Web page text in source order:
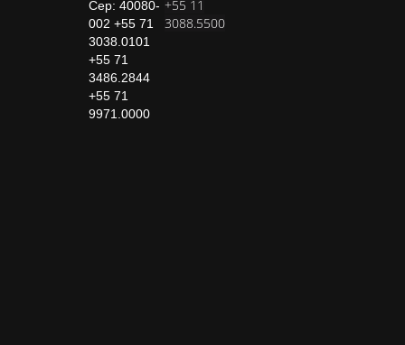
Cep: 40080-
002 +55 71
3038.0101
+55 71
3486.2844
+55 71
9971.0000
+55 11
3088.5500